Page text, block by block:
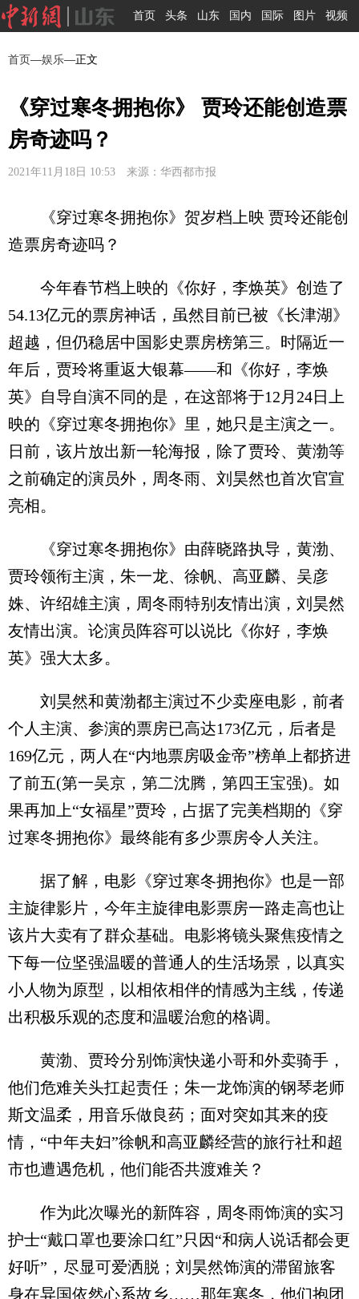
首页 头条 山东 国内 国际 图片 视频
首页—娱乐—正文
《穿过寒冬拥抱你》 贾玲还能创造票
房奇迹吗？
2021年11月18日 10:53 来源：华西都市报
《穿过寒冬拥抱你》贺岁档上映 贾玲还能创
造票房奇迹吗？
今年春节档上映的《你好，李焕英》创造了
54.13亿元的票房神话，虽然目前已被《长津湖》
超越，但仍稳居中国影史票房榜第三。时隔近一
年后，贾玲将重返大银幕——和《你好，李焕
英》自导自演不同的是，在这部将于12月24日上
映的《穿过寒冬拥抱你》里，她只是主演之一。
日前，该片放出新一轮海报，除了贾玲、黄渤等
之前确定的演员外，周冬雨、刘昊然也首次官宣
亮相。
《穿过寒冬拥抱你》由薛晓路执导，黄渤、
贾玲领衔主演，朱一龙、徐帆、高亚麟、吴彦
姝、许绍雄主演，周冬雨特别友情出演，刘昊然
友情出演。论演员阵容可以说比《你好，李焕
英》强大太多。
刘昊然和黄渤都主演过不少卖座电影，前者
个人主演、参演的票房已高达173亿元，后者是
169亿元，两人在“内地票房吸金帝”榜单上都挤进
了前五(第一吴京，第二沈腾，第四王宝强)。如
果再加上“女福星”贾玲，占据了完美档期的《穿
过寒冬拥抱你》最终能有多少票房令人关注。
据了解，电影《穿过寒冬拥抱你》也是一部
主旋律影片，今年主旋律电影票房一路走高也让
该片大卖有了群众基础。电影将镜头聚焦疫情之
下每一位坚强温暖的普通人的生活场景，以真实
小人物为原型，以相依相伴的情感为主线，传递
出积极乐观的态度和温暖治愈的格调。
黄渤、贾玲分别饰演快递小哥和外卖骑手，
他们危难关头扛起责任；朱一龙饰演的钢琴老师
斯文温柔，用音乐做良药；面对突如其来的疫
情，“中年夫妇”徐帆和高亚麟经营的旅行社和超
市也遭遇危机，他们能否共渡难关？
作为此次曝光的新阵容，周冬雨饰演的实习
护士“戴口罩也要涂口红”只因“和病人说话都会更
好听”，尽显可爱洒脱；刘昊然饰演的滞留旅客
身在异国依然心系故乡……那年寒冬，他们抱团